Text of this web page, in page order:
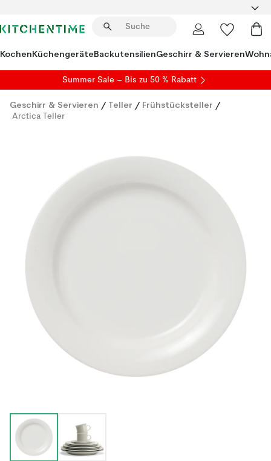
KochenKüchengeräteBackutensilienGeschirr & Servieren
Summer Sale – Bis zu 50 % Rabatt
Geschirr & Servieren / Teller / Frühstücksteller /
Arctica Teller